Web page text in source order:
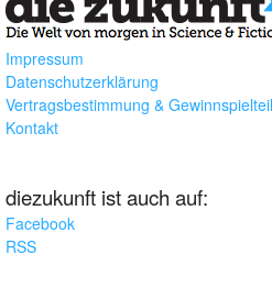
Impressum
Datenschutzerklärung
Vertragsbestimmung &
Kontakt
diezukunft ist auch auf:
Facebook
RSS